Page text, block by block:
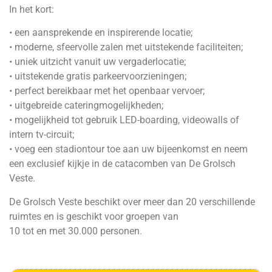
In het kort:
• een aansprekende en inspirerende locatie;
• moderne, sfeervolle zalen met uitstekende faciliteiten;
• uniek uitzicht vanuit uw vergaderlocatie;
• uitstekende gratis parkeervoorzieningen;
• perfect bereikbaar met het openbaar vervoer;
• uitgebreide cateringmogelijkheden;
• mogelijkheid tot gebruik LED-boarding, videowalls of
intern tv-circuit;
• voeg een stadiontour toe aan uw bijeenkomst en neem
een exclusief kijkje in de catacomben van De Grolsch
Veste.
De Grolsch Veste beschikt over meer dan 20 verschillende
ruimtes en is geschikt voor groepen van
10 tot en met 30.000 personen.